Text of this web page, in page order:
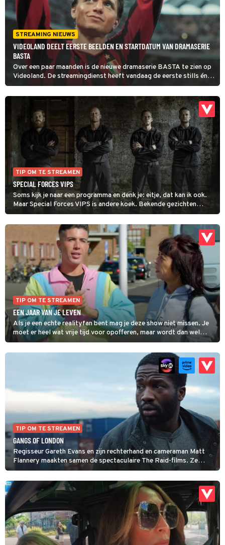
STREAMING NIEUWS
VIDEOLAND DEELT EERSTE BEELDEN EN STARTDATUM VAN DRAMASERIE
BASTA
Over een paar maanden is de nieuwe dramaserie BASTA te zien op
Videoland. De streamingdienst heeft vandaag de eerste stills én
de startdatum van de serie gedeeld.
TIP OM TE STREAMEN
SPECIAL FORCES VIPS
Soms kijk je naar een programma en denk je: eitje, dat kan ik ook.
Maar Special Forces VIPS is andere koek. Bekende gezichten
worden hier fysiek én mentaal tot het uiterste gedreven. Het is
rauwe en eerlijke televisie en dankzij de wijze lessen van de
operators af en toe zelfs inspirerend.
TIP OM TE STREAMEN
EEN JAAR VAN JE LEVEN
Als je een echte realityfan bent mag je deze show niet missen. Je
moet er heel wat vrije tijd voor opofferen, maar wordt dan wel
getrakteerd op de mooiste vriendschappen, heftigste ruzies,
vurigste romances en sluwste bondjes.
TIP OM TE STREAMEN
GANGS OF LONDON
Regisseur Gareth Evans en zijn rechterhand en cameraman Matt
Flannery maakten samen de spectaculaire The Raid-films. Ze
passen dezelfde gewelddadige choreografieën toe in deze
snoeiharde misdaadserie. Met een goed gebruik van locaties, een
grote cast en veel actie gaat het verhaal nooit vervelen. De vele
geweldsexplosies met bloedspetters en krakende botten vragen
soms wel om een sterke maag.